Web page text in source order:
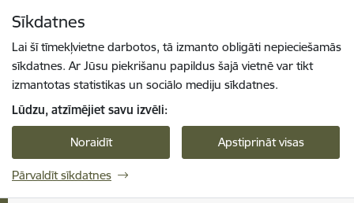
Sīkdatnes
Lai šī tīmekļvietne darbotos, tā izmanto obligāti nepieciešamās
sīkdatnes. Ar Jūsu piekrišanu papildus šajā vietnē var tikt
izmantotas statistikas un sociālo mediju sīkdatnes.
Lūdzu, atzīmējiet savu izvēli:
Noraidīt Apstiprināt visas
Pārvaldīt sīkdatnes